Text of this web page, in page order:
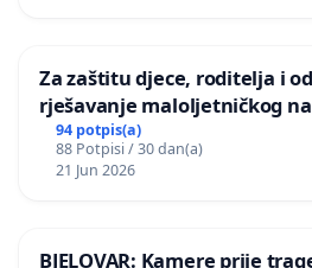
Za zaštitu djece, roditelja i
rješavanje maloljetničkog
94 potpis(a)
88 Potpisi / 30 dan(a)
21 Jun 2026
BJELOVAR: Kamere prije